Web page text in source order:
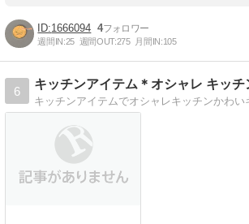
1666094 4
週間IN:25 週間OUT:275 月間IN:105
6
キッチンアイテム＊オシャレ キッチ